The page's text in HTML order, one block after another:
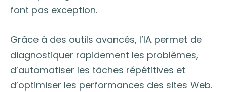
font pas exception.
Grâce à des outils avancés, l’IA permet de
diagnostiquer rapidement les problèmes,
d’automatiser les tâches répétitives et
d’optimiser les performances des sites Web.